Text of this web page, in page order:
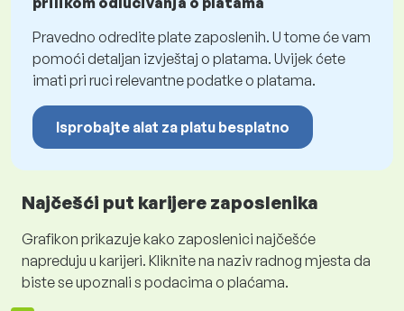
Pravedno odredite plate zaposlenih. U tome će vam
pomoći detaljan izvještaj o platama. Uvijek ćete
imati pri ruci relevantne podatke o platama.
Isprobajte alat za platu besplatno
Najčešći put karijere zaposlenika
Grafikon prikazuje kako zaposlenici najčešće
napreduju u karijeri. Kliknite na naziv radnog mjesta da
biste se upoznali s podacima o plaćama.